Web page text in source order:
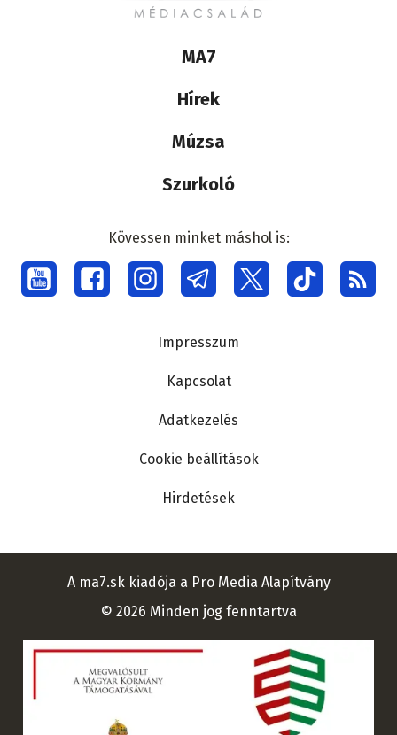
Lábléc
médiacsalád
MA7
Hírek
Múzsa
Szurkoló
Social
menu
Kövessen minket máshol is:
Impresszum
Kapcsolat
Adatkezelés
Cookie beállítások
Hirdetések
A ma7.sk kiadója a Pro Media Alapítvány
© 2026 Minden jog fenntartva